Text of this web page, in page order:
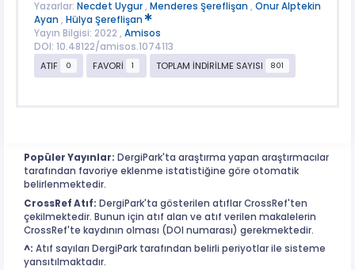
Yazarlar: Necdet Uygur, Menderes Şereflişan , Onur Alptekin
Ayan , Hülya Şereflişan
Yayın Bilgisi: 2022 , Amisos
DOI: 10.48122/amisos.1074113
ATIF
0 FAVORİ 1 TOPLAM İNDİRİLME SAYISI 801
Popüler Yayınlar: DergiPark'ta araştırma yapan araştırmacılar
tarafından favoriye eklenme istatistiğine göre otomatik
belirlenmektedir.
CrossRef Atıf: DergiPark'ta gösterilen atıflar CrossRef'ten
çekilmektedir. Bunun için atıf alan ve atıf verilen makalelerin
CrossRef'te kaydının olması (DOI numarası) gerekmektedir.
^: Atıf sayıları DergiPark tarafından belirli periyotlar ile sisteme
yansıtılmaktadır.